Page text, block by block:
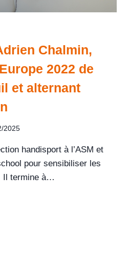
Chalmin,
2022 de
et alternant
2025
handisport à l’ASM et
pour sensibiliser les
Il termine à…